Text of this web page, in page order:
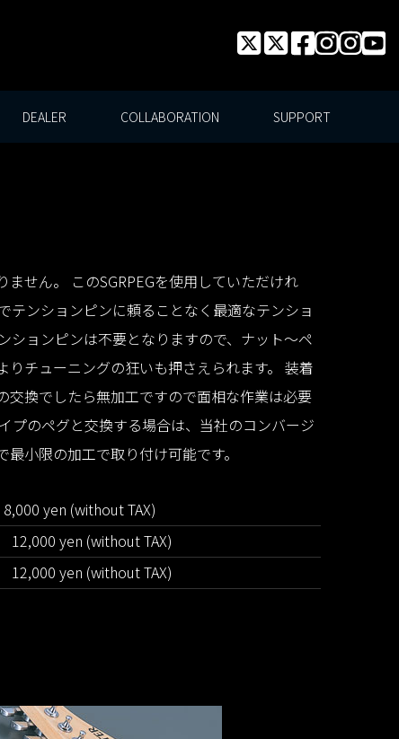
DEALER COLLABORATION SUPPORT
せん。 このSGRPEGを使用していただけれ
テンションピンに頼ることなく最適なテンショ
ションピンは不要となりますので、ナット〜ペ
りチューニングの狂いも押さえられます。 装着
交換でしたら無加工ですので面相な作業は必要
プのペグと交換する場合は、当社のコンバージ
小限の加工で取り付け可能です。
8,000 yen (without TAX)
12,000 yen (without TAX)
12,000 yen (without TAX)